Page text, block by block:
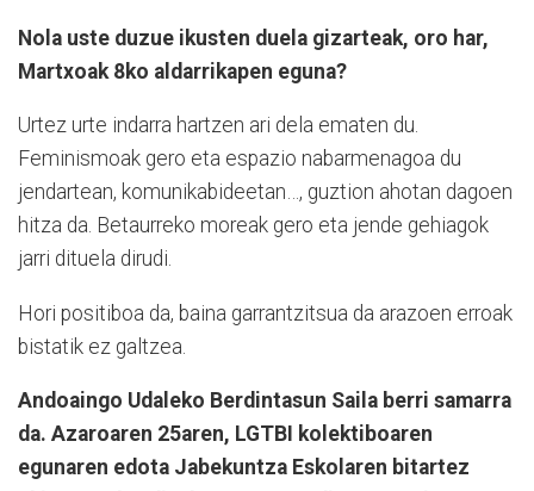
Nola uste duzue ikusten duela gizarteak, oro har,
Martxoak 8ko aldarrikapen eguna?
Urtez urte indarra hartzen ari dela ematen du.
Feminismoak gero eta espazio nabarmenagoa du
jendartean, komunikabideetan…, guztion ahotan dagoen
hitza da. Betaurreko moreak gero eta jende gehiagok
jarri dituela dirudi.
Hori positiboa da, baina garrantzitsua da arazoen erroak
bistatik ez galtzea.
Andoaingo Udaleko Berdintasun Saila berri samarra
da. Azaroaren 25aren, LGTBI kolektiboaren
egunaren edota Jabekuntza Eskolaren bitartez